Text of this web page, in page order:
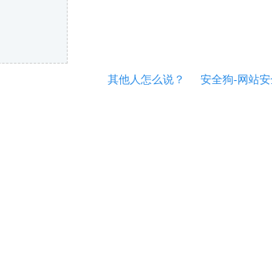
其他人怎么说？ 安全狗-网站